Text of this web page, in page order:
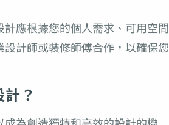
應根據您的個人需求、可用空間
計師或裝修師傅合作，以確保您
？